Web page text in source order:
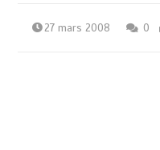
27 mars 2008 0